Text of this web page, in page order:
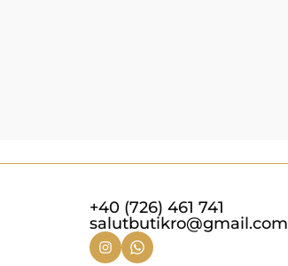
+40 (726) 461 741
salutbutikro@gmail.com